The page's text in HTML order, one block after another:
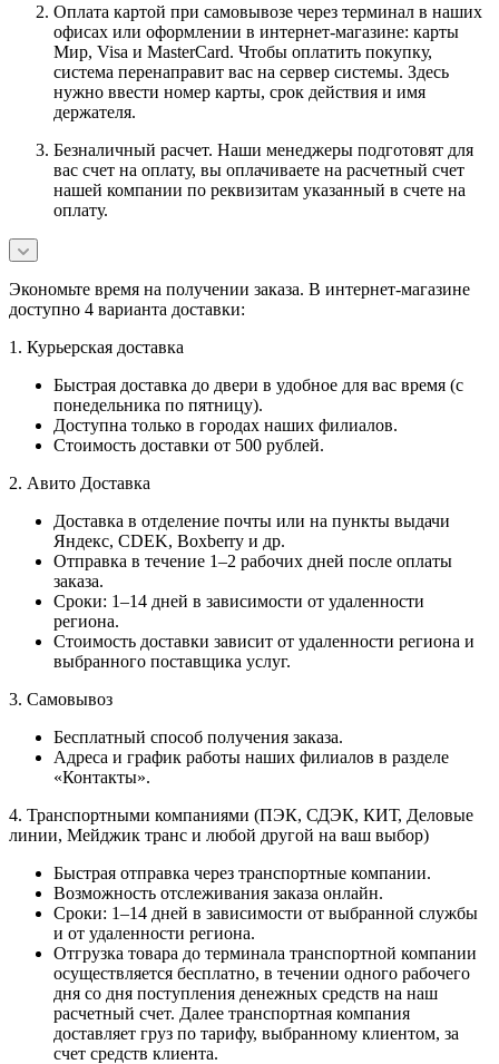
Оплата картой при самовывозе через терминал в наших
офисах или оформлении в интернет-магазине: карты
Мир, Visa и MasterCard. Чтобы оплатить покупку,
система перенаправит вас на сервер системы. Здесь
нужно ввести номер карты, срок действия и имя
держателя.
Безналичный расчет. Наши менеджеры подготовят для
вас счет на оплату, вы оплачиваете на расчетный счет
нашей компании по реквизитам указанный в счете на
оплату.
Экономьте время на получении заказа. В интернет-магазине
доступно 4 варианта доставки:
1. Курьерская доставка
Быстрая доставка до двери в удобное для вас время (с
понедельника по пятницу).
Доступна только в городах наших филиалов.
Стоимость доставки от 500 рублей.
2. Авито Доставка
Доставка в отделение почты или на пункты выдачи
Яндекс, CDEK, Boxberry и др.
Отправка в течение 1–2 рабочих дней после оплаты
заказа.
Сроки: 1–14 дней в зависимости от удаленности
региона.
Стоимость доставки зависит от удаленности региона и
выбранного поставщика услуг.
3. Самовывоз
Бесплатный способ получения заказа.
Адреса и график работы наших филиалов в разделе
«Контакты».
4. Транспортными компаниями (ПЭК, СДЭК, КИТ, Деловые
линии, Мейджик транс и любой другой на ваш выбор)
Быстрая отправка через транспортные компании.
Возможность отслеживания заказа онлайн.
Сроки: 1–14 дней в зависимости от выбранной службы
и от удаленности региона.
Отгрузка товара до терминала транспортной компании
осуществляется бесплатно, в течении одного рабочего
дня со дня поступления денежных средств на наш
расчетный счет. Далее транспортная компания
доставляет груз по тарифу, выбранному клиентом, за
счет средств клиента.